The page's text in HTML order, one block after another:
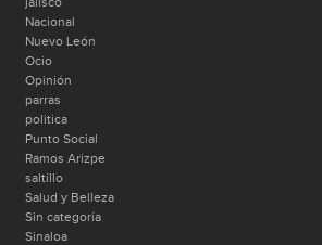
Nacional
Nuevo León
Ocio
Opinión
parras
politica
Punto Social
Ramos Arizpe
saltillo
Salud y Belleza
Sin categoría
Sinaloa